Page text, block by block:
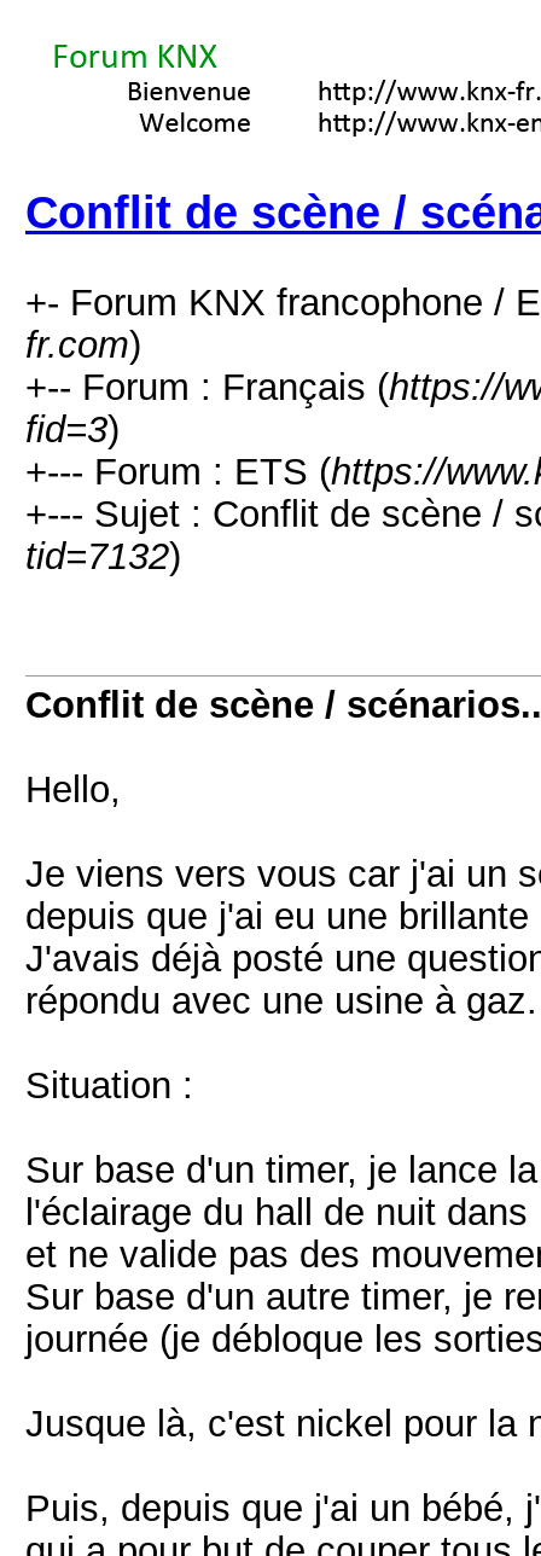
Conflit de scène /
+- Forum KNX francophone /
fr.com)
+-- Forum : Français (https://
fid=3)
+--- Forum : ETS (https://
+--- Sujet : Conflit de scène /
tid=7132)
Conflit de scène /
Hello,
Je viens vers vous car j'ai un
depuis que j'ai eu une brillante
J'avais déjà posté une
répondu avec une usine à gaz.
Situation :
Sur base d'un timer, je lance
l'éclairage du hall de nuit
et ne valide pas des
Sur base d'un autre timer, je
journée (je débloque les
Jusque là, c'est nickel pour la
Puis, depuis que j'ai un bébé,